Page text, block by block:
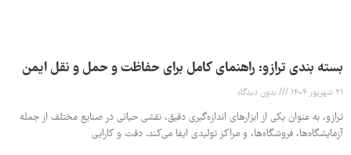
بسته بندی ترازو: راهنمای کامل برای حفاظت و حمل و نقل ایمن
21 شهریور 1404 بدون دیدگاه
ترازو، به عنوان یکی از ابزارهای اندازه‌گیری دقیق، نقشی حیاتی در صنایع مختلف از جمله
آزمایشگاه‌ها، فروشگاه‌ها، و مراکز تولیدی ایفا می‌کند. دقت و کارایی